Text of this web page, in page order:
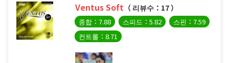
Ventus Soft （ 리뷰수：17 ）
종합：7.88 스피드：5.82
스핀：7.59
컨트롤：8.71